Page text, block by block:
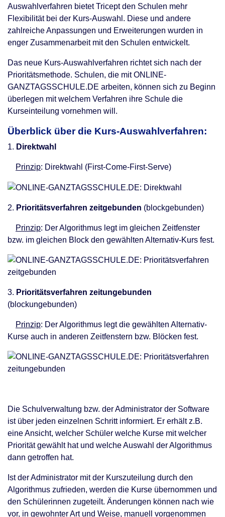
Auswahlverfahren bietet Tricept den Schulen mehr
Flexibilität bei der Kurs-Auswahl. Diese und andere
zahlreiche Anpassungen und Erweiterungen wurden in
enger Zusammenarbeit mit den Schulen entwickelt.
Das neue Kurs-Auswahlverfahren richtet sich nach der
Prioritätsmethode. Schulen, die mit ONLINE-
GANZTAGSSCHULE.DE arbeiten, können sich zu Beginn
überlegen mit welchem Verfahren ihre Schule die
Kurseinteilung vornehmen will.
Überblick über die Kurs-Auswahlverfahren:
1. Direktwahl
Prinzip: Direktwahl (First-Come-First-Serve)
2. Prioritätsverfahren zeitgebunden (blockgebunden)
Prinzip: Der Algorithmus legt im gleichen Zeitfenster
bzw. im gleichen Block den gewählten Alternativ-Kurs fest.
3. Prioritätsverfahren zeitungebunden
(blockungebunden)
Prinzip: Der Algorithmus legt die gewählten Alternativ-
Kurse auch in anderen Zeitfenstern bzw. Blöcken fest.
Die Schulverwaltung bzw. der Administrator der Software
ist über jeden einzelnen Schritt informiert. Er erhält z.B.
eine Ansicht, welcher Schüler welche Kurse mit welcher
Priorität gewählt hat und welche Auswahl der Algorithmus
dann getroffen hat.
Ist der Administrator mit der Kurszuteilung durch den
Algorithmus zufrieden, werden die Kurse übernommen und
den Schülerinnen zugeteilt. Änderungen können nach wie
vor, in gewohnter Art und Weise, manuell vorgenommen